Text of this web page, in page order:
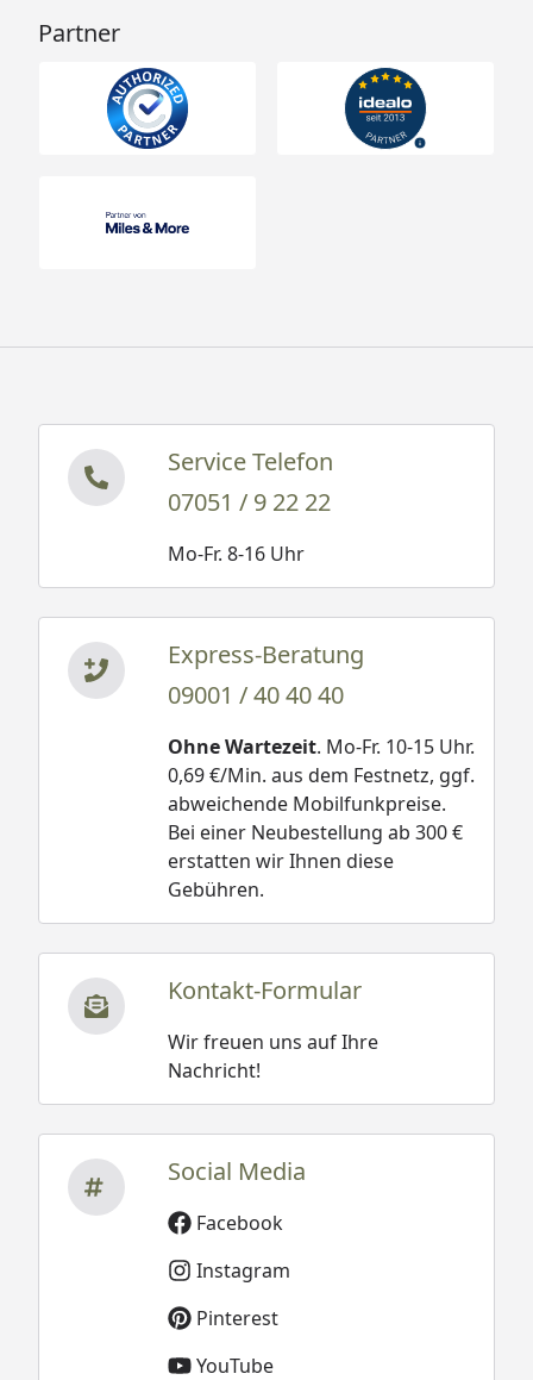
Partner
Service Telefon
07051 / 9 22 22
Mo-Fr. 8-16 Uhr
Express-Beratung
09001 / 40 40 40
Ohne Wartezeit. Mo-Fr. 10-15 Uhr.
0,69 €/Min. aus dem Festnetz, ggf.
abweichende Mobilfunkpreise.
Bei einer Neubestellung ab 300 €
erstatten wir Ihnen diese
Gebühren.
Kontakt-Formular
Wir freuen uns auf Ihre
Nachricht!
Social Media
Facebook
Instagram
Pinterest
YouTube